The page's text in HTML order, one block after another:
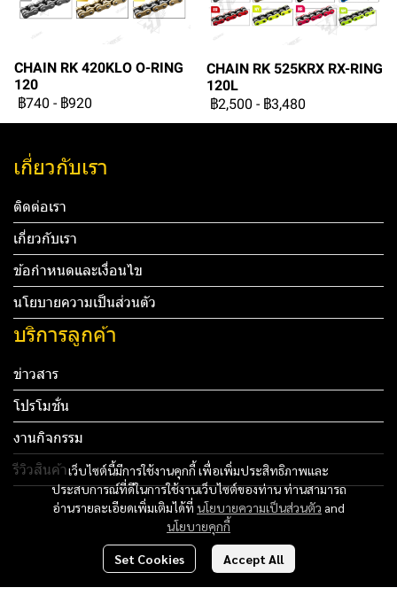
CHAIN RK 420KLO O-RING
120
฿740 - ฿920
CHAIN RK 525KRX RX-RING
120L
฿2,500 - ฿3,480
เว็บไซต์นี้มีการใช้งานคุกกี้ เพื่อเพิ่มประสิทธิภาพและ
ประสบการณ์ที่ดีในการใช้งานเว็บไซต์ของท่าน ท่านสามารถ
อ่านรายละเอียดเพิ่มเติมได้ที่ นโยบายความเป็นส่วนตัว and
นโยบายคุกกี้
Set Cookies Accept All
เกี่ยวกับเรา
ติดต่อเรา
เกี่ยวกับเรา
ข้อกำหนดและเงื่อนไข
นโยบายความเป็นส่วนตัว
บริการลูกค้า
ข่าวสาร
โปรโมชั่น
งานกิจกรรม
รีวิวสินค้า
Tel: 012 345 67890 Email: mail@yourdomain.com